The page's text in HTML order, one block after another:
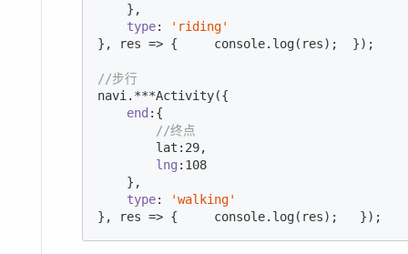
    },
type:
'riding'
}, res => { console.log(res);  });
//步行
navi.***Activity({
end :{
//终点
        lat:
29,
lng : 108
    },
type:
'walking'
}, res => { console.log(res);   });